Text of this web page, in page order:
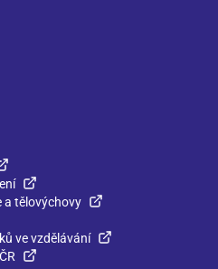
a tělovýchovy
ve vzdělávání